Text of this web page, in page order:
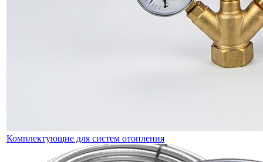
Комплектующие для систем отопления